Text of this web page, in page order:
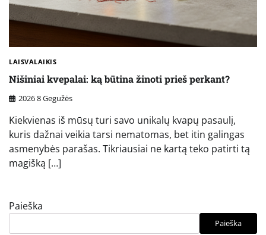
LAISVALAIKIS
Nišiniai kvepalai: ką būtina žinoti prieš perkant?
2026 8 Gegužės
Kiekvienas iš mūsų turi savo unikalų kvapų pasaulį,
kuris dažnai veikia tarsi nematomas, bet itin galingas
asmenybės parašas. Tikriausiai ne kartą teko patirti tą
magišką […]
Paieška
Paieška